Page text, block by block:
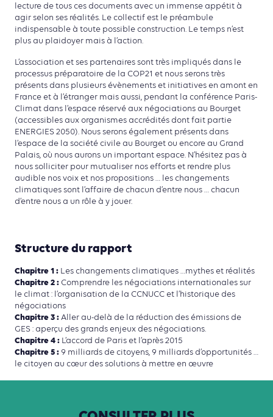
lecture de tous ces documents avec un immense appétit à
agir selon ses réalités. Le collectif est le préambule
indispensable à toute possible construction. Le temps n’est
plus au plaidoyer mais à l’action.
L’association et ses partenaires sont très impliqués dans le
processus préparatoire de la COP21 et nous serons très
présents dans plusieurs évènements et initiatives en amont en
France et à l’étranger mais aussi, pendant la conférence Paris-
Climat dans l’espace réservé aux négociations au Bourget
(accessibles aux organismes accrédités dont fait partie
ENERGIES 2050). Nous serons également présents dans
l’espace de la société civile au Bourget ou encore au Grand
Palais, où nous aurons un important espace. N’hésitez pas à
nous solliciter pour mutualiser nos efforts et rendre plus
audible nos voix et nos propositions … les changements
climatiques sont l’affaire de chacun d’entre nous … chacun
d’entre nous a un rôle à y jouer.
Structure du rapport
Chapitre 1 : Les changements climatiques …mythes et réalités
Chapitre 2 : Comprendre les négociations internationales sur
le climat : l’organisation de la CCNUCC et l’historique des
négociations
Chapitre 3 : Aller au-delà de la réduction des émissions de
GES : aperçu des grands enjeux des négociations.
Chapitre 4 : L’accord de Paris et l’après 2015
Chapitre 5 : 9 milliards de citoyens, 9 milliards d’opportunités …
le citoyen au cœur des solutions à mettre en œuvre